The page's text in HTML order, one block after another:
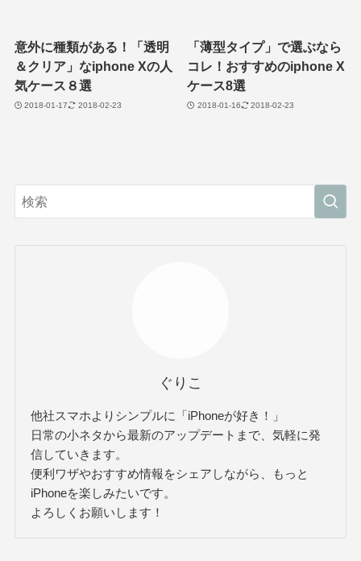
意外に種類がある！「透明
＆クリア」なiphone Xの人
気ケース８選
2018-01-17 2018-02-23
「薄型タイプ」で選ぶなら
コレ！おすすめのiphone X
ケース8選
2018-01-16 2018-02-23
ぐりこ
他社スマホよりシンプルに「iPhoneが好き！」
日常の小ネタから最新のアップデートまで、気軽に発
信していきます。
便利ワザやおすすめ情報をシェアしながら、もっと
iPhoneを楽しみたいです。
よろしくお願いします！